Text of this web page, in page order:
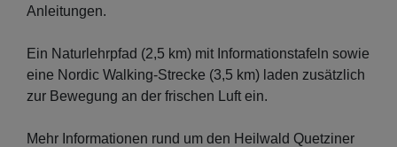
Anleitungen.
Ein Naturlehrpfad (2,5 km) mit Informationstafeln sowie
eine Nordic Walking-Strecke (3,5 km) laden zusätzlich
zur Bewegung an der frischen Luft ein.
Mehr Informationen rund um den Heilwald Quetziner